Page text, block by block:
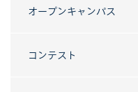
オープンキャンパス
コンテスト